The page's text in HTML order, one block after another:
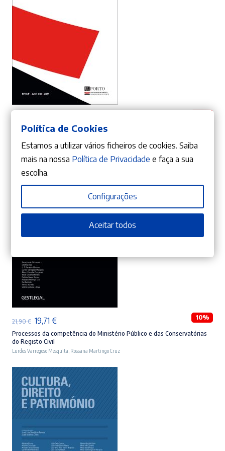
preço
original
era:
20,00 €.
preço
atual
é:
Revista da Faculdade de Direito da Universidade do Porto – Ano XXII
21,90€ O
preço
original
21,90 €.
19,71 €O
preço
atual
19,71 €.
10%
Processos da competência do Ministério Público e das Conservatórias
do Registo Civil
Lurdes Varregoso Mesquita Rossana Martingo Cruz
Política de Cookies
Estamos a utilizar vários ficheiros de cookies. Saiba
mais na nossa Política de Privacidade e faça a sua
escolha.
Configurações
Aceitar todos